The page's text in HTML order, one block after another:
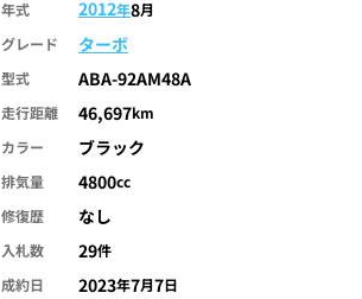
年式 2012年8月
グレード
ターボ
型式 ABA-92AM48A
走行距離 46,697km
カラー
ブラック
排気量 4800cc
修復歴
なし
入札数 29件
成約日
2023年7月7日